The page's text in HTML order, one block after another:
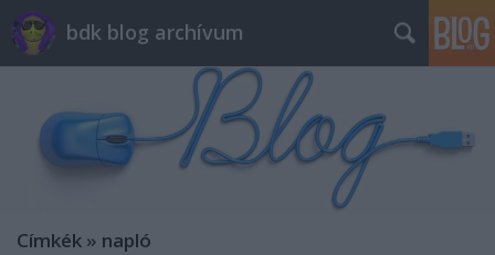
bdk blog archívum
Címkék » napló